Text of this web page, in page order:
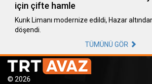
için çifte hamle
Kurık Limanı modernize edildi, Hazar
döşendi.
TÜMÜNÜ GÖR
© 2026